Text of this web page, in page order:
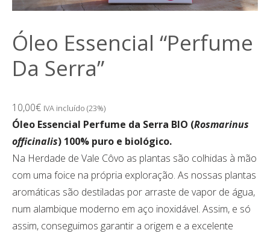
Óleo Essencial “Perfume
Da Serra”
10,00€ IVA incluído (23%)
Óleo Essencial Perfume da Serra BIO (Rosmarinus
officinalis) 100% puro e biológico.
Na Herdade de Vale Côvo as plantas são colhidas à mão
com uma foice na própria exploração. As nossas plantas
aromáticas são destiladas por arraste de vapor de água,
num alambique moderno em aço inoxidável. Assim, e só
assim, conseguimos garantir a origem e a excelente